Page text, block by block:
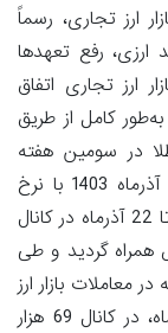
ارز تجاری، رسماً
رفع تعهدها
ارز تجاری اتفاق
کامل از طریق
در سومین هفته
مردادمعاملات نیما پیش از حذف کامل از 24 آذرماه 1403 با نرخ
توافقی انجام می‌گردید، وقیمت دلاردر نیما که تا 22 آذرماه در کانال
همراه گردید و طی
در معاملات بازار ارز
تجاری در حالی هم‌اکنون، سه‌شنبه 28 مردادماه، در کانال 69 هزار